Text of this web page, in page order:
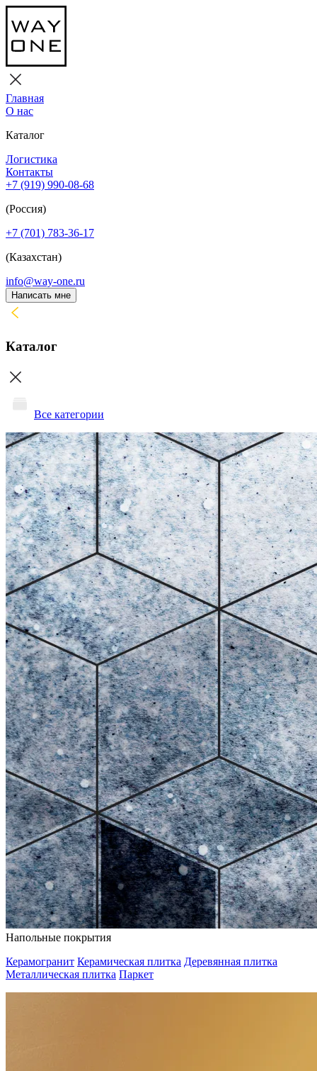
Главная
О нас
Каталог
Логистика
Контакты
+7 (919) 990-08-68
(Россия)
+7 (701) 783-36-17
(Казахстан)
info@way-one.ru
Написать мне
Каталог
Все категории
Напольные покрытия
Керамогранит Керамическая плитка Деревянная плитка
Металлическая плитка Паркет